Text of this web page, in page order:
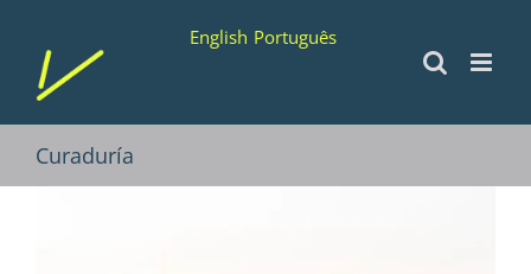
contenido
English Português
Curaduría